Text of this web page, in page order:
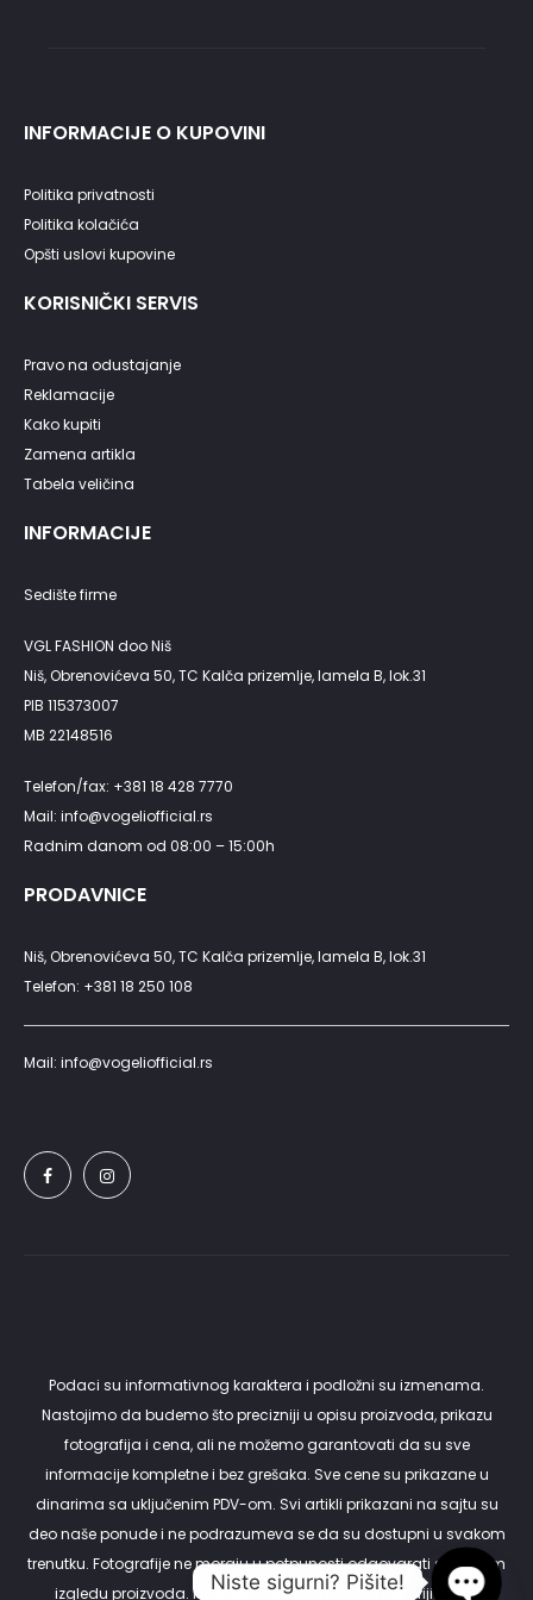
INFORMACIJE O KUPOVINI
Politika privatnosti
Politika kolačića
Opšti uslovi kupovine
KORISNIČKI SERVIS
Pravo na odustajanje
Reklamacije
Kako kupiti
Zamena artikla
Tabela veličina
INFORMACIJE
Sedište firme
VGL FASHION doo Niš
Niš, Obrenovićeva 50, TC Kalča prizemlje, lamela B, lok.31
PIB 115373007
MB 22148516
Telefon/fax: +381 18 428 7770
Mail: info@vogeliofficial.rs
Radnim danom od 08:00 – 15:00h
PRODAVNICE
Niš, Obrenovićeva 50, TC Kalča prizemlje, lamela B, lok.31
Telefon: +381 18 250 108
Mail: info@vogeliofficial.rs
Podaci su informativnog karaktera i podložni su izmenama.
Nastojimo da budemo što precizniji u opisu proizvoda, prikazu
fotografija i cena, ali ne možemo garantovati da su sve
informacije kompletne i bez grešaka. Sve cene su prikazane u
dinarima sa uključenim PDV-om. Svi artikli prikazani na sajtu su
deo naše ponude i ne podrazumeva se da su dostupni u svakom
trenutku. Fotografije ne moraju u potpunosti odgovarati stvarnom
izgledu proizvoda. Isporuku vršimo samo na teritoriji Srbije.
Niste sigurni? Pišite!